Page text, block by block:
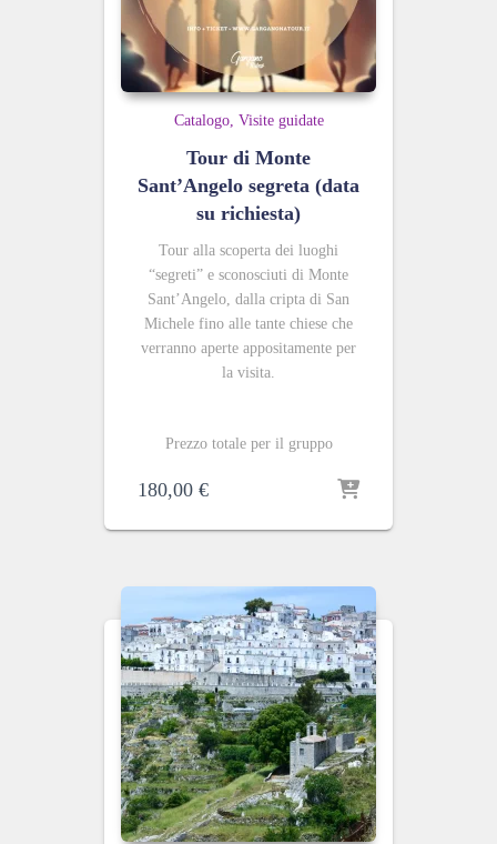
Catalogo Visite guidate
Tour di Monte
Sant’Angelo segreta (data
su richiesta)
Tour alla scoperta dei luoghi
“segreti” e sconosciuti di Monte
Sant’Angelo, dalla cripta di San
Michele fino alle tante chiese che
verranno aperte appositamente per
la visita.
Prezzo totale per il gruppo
180,00 €